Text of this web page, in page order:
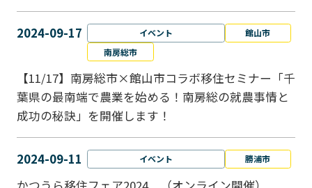
2024-09-17 イベント
館山市
南房総市
【11/17】南房総市×館山市コラボ移住セミナー「千
葉県の最南端で農業を始める！南房総の就農事情と
成功の秘訣」を開催します！
2024-09-11 イベント 勝浦市